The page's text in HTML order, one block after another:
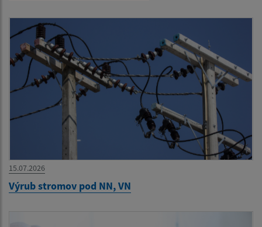
15.07.2026
Výrub stromov pod NN, VN